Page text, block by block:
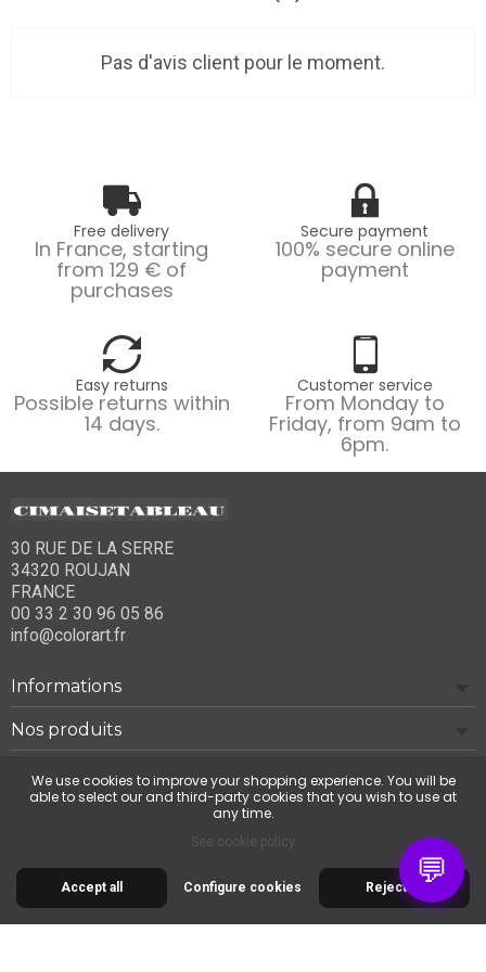
Pas d'avis client pour le moment.
Free delivery
In France, starting
from 129 € of
purchases
Secure payment
100% secure online
payment
Easy returns
Possible returns within
14 days.
Customer service
From Monday to
Friday, from 9am to
6pm.
30 RUE DE LA SERRE
34320 ROUJAN
FRANCE
00 33 2 30 96 05 86
info@colorart.fr
Informations
Nos produits
Notre société
💬
© 2026 Cimaise Tableau. Tous droits réservés.
We use cookies to improve your shopping experience. You will be
able to select our and third-party cookies that you wish to use at
any time.
See cookie policy
Accept all Reject all
Configure cookies